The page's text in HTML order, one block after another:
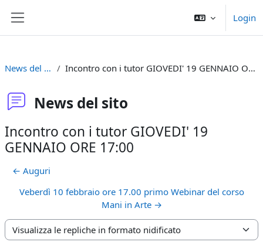
Login
News del sito Incontro con i tutor GIOVEDI' 19 GENNAIO ORE 17:00
News del sito
Incontro con i tutor GIOVEDI' 19
GENNAIO ORE 17:00
← Auguri
Veberdì 10 febbraio ore 17.00 primo Webinar del corso
Mani in Arte →
Modalità visualizzazione